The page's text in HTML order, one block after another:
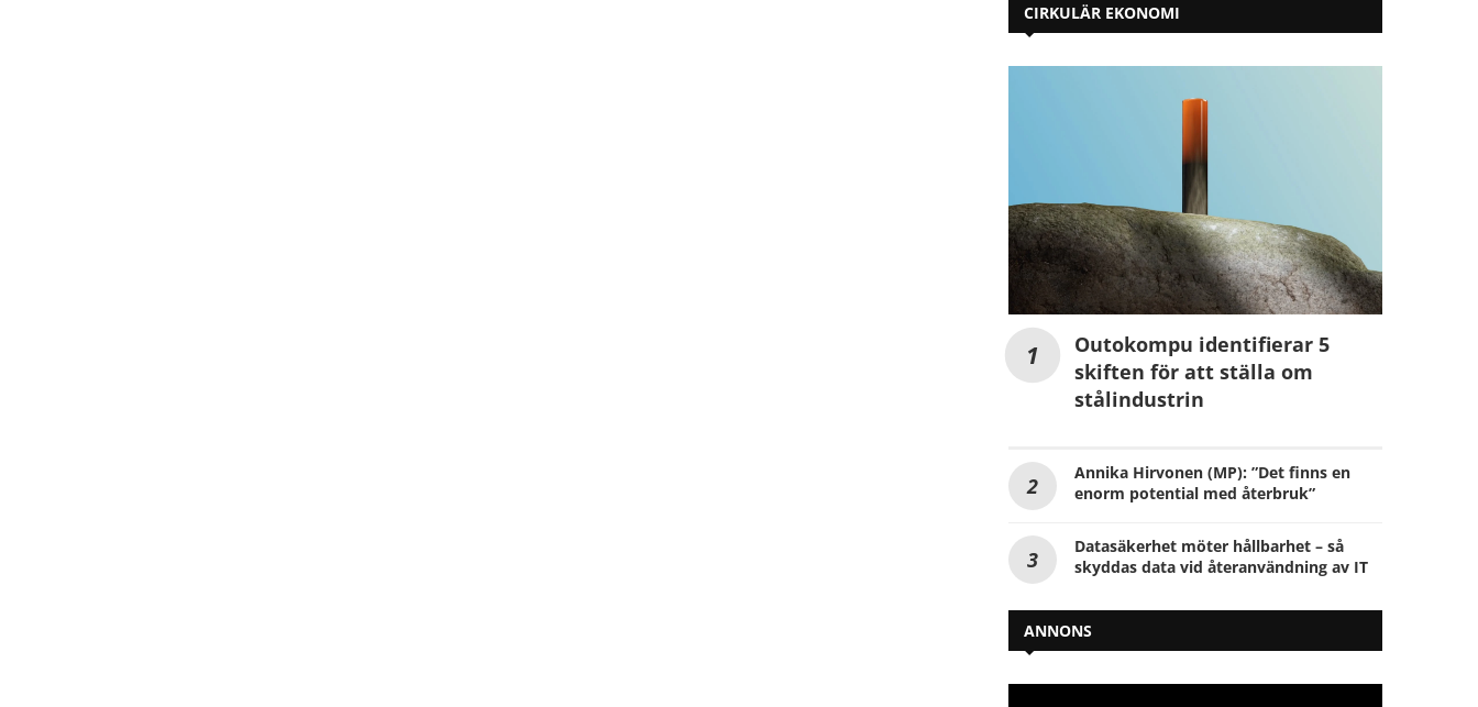
CIRKULÄR EKONOMI
Outokompu identifierar 5
skiften för att ställa om
stålindustrin
Annika Hirvonen (MP): ”Det finns en
enorm potential med återbruk”
Datasäkerhet möter hållbarhet – så
skyddas data vid återanvändning av IT
ANNONS